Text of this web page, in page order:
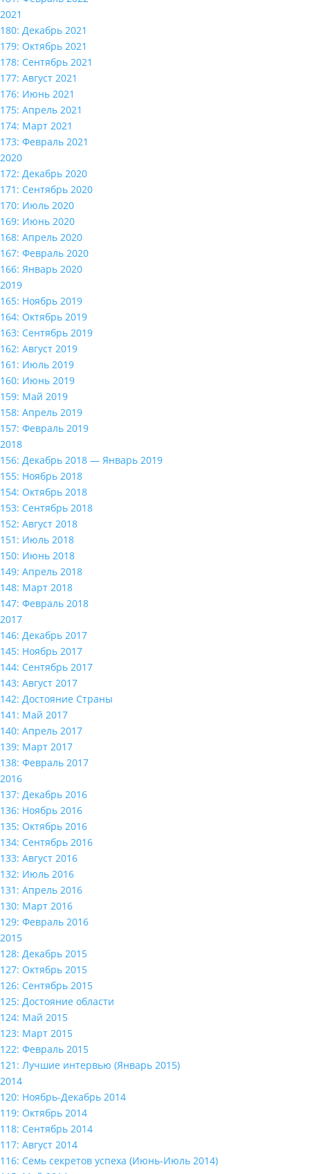
2021
180: Декабрь 2021
179: Октябрь 2021
178: Сентябрь 2021
177: Август 2021
176: Июнь 2021
175: Апрель 2021
174: Март 2021
173: Февраль 2021
2020
172: Декабрь 2020
171: Сентябрь 2020
170: Июль 2020
169: Июнь 2020
168: Апрель 2020
167: Февраль 2020
166: Январь 2020
2019
165: Ноябрь 2019
164: Октябрь 2019
163: Сентябрь 2019
162: Август 2019
161: Июль 2019
160: Июнь 2019
159: Май 2019
158: Апрель 2019
157: Февраль 2019
2018
156: Декабрь 2018 — Январь 2019
155: Ноябрь 2018
154: Октябрь 2018
153: Сентябрь 2018
152: Август 2018
151: Июль 2018
150: Июнь 2018
149: Апрель 2018
148: Март 2018
147: Февраль 2018
2017
146: Декабрь 2017
145: Ноябрь 2017
144: Сентябрь 2017
143: Август 2017
142: Достояние Страны
141: Май 2017
140: Апрель 2017
139: Март 2017
138: Февраль 2017
2016
137: Декабрь 2016
136: Ноябрь 2016
135: Октябрь 2016
134: Сентябрь 2016
133: Август 2016
132: Июль 2016
131: Апрель 2016
130: Март 2016
129: Февраль 2016
2015
128: Декабрь 2015
127: Октябрь 2015
126: Сентябрь 2015
125: Достояние области
124: Май 2015
123: Март 2015
122: Февраль 2015
121: Лучшие интервью (Январь 2015)
2014
120: Ноябрь-Декабрь 2014
119: Октябрь 2014
118: Сентябрь 2014
117: Август 2014
116: Семь секретов успеха (Июнь-Июль 2014)